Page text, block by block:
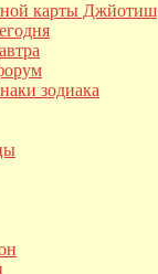
карты Джйотиш
зодиака